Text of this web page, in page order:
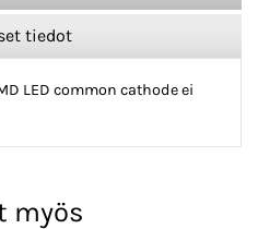
tiedot
LED common cathode ei
myös